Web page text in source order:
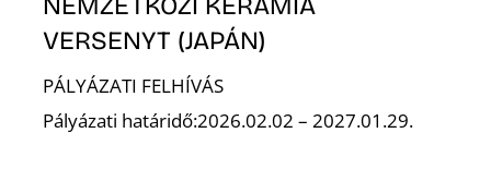
VERSENYT (JAPÁN)
PÁLYÁZATI FELHÍVÁS
Pályázati határidő:2026.02.02 – 2027.01.29.